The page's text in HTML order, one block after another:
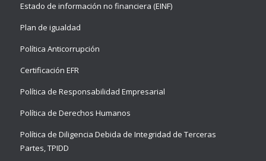
Estado de información no financiera (EINF)
Plan de igualdad
Política Anticorrupción
Certificación EFR
Política de Responsabilidad Empresarial
Política de Derechos Humanos
Política de Diligencia Debida de Integridad de Terceras
Partes, TPIDD